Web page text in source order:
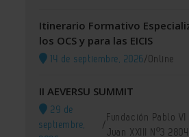
Itinerario Formativo
los OCS y para las EICIS
14 de septiembre, 2026/Online
II AEVERSU SUMMIT
29 de
septiembre,
/
Fundación Pablo VI
Juan XXIII Nº3